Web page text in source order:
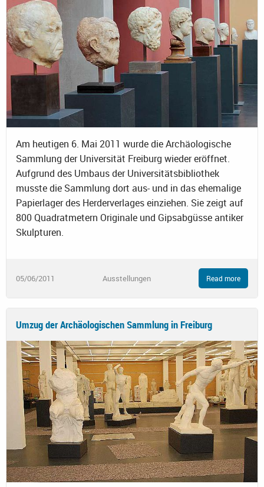
Am heutigen 6. Mai 2011 wurde die Archäologische
Sammlung der Universität Freiburg wieder eröffnet.
Aufgrund des Umbaus der Universitätsbibliothek
musste die Sammlung dort aus- und in das ehemalige
Papierlager des Herderverlages einziehen. Sie zeigt auf
800 Quadratmetern Originale und Gipsabgüsse antiker
Skulpturen.
05/06/2011 Ausstellungen Read more
Umzug der Archäologischen Sammlung in Freiburg